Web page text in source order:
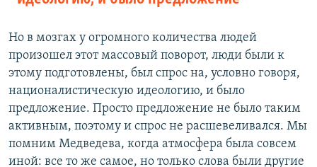
Но в мозгах у огромного количества людей
произошел этот массовый поворот, люди были к
этому подготовлены, был спрос на, условно говоря,
националистическую идеологию, и было
предложение. Просто предложение не было таким
активным, поэтому и спрос не расшевеливался. Мы
помним Медведева, когда атмосфера была совсем
иной: все то же самое, но только слова были другие